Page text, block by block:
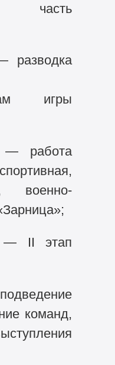
часть
разводка
игры
работа
военно-
— II этап
команд,